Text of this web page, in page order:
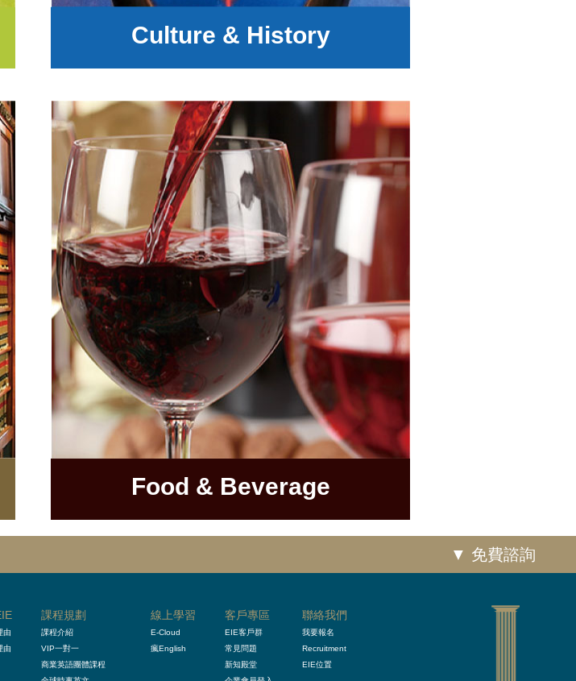
Culture & History
Food & Beverage
▼ 免費諮詢
由
由
課程規劃
課程介紹
VIP一對一
商業英語團體課程
線上學習
E-Cloud
瘋English
客戶專區
EIE客戶群
常見問題
新知殿堂
聯絡我們
我要報名
Recruitment
EIE位置